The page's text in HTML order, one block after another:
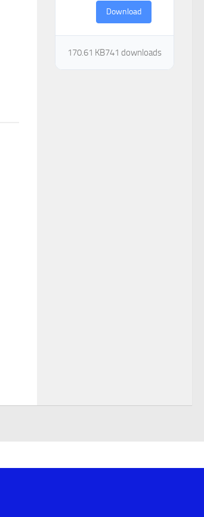
Download
741 downloads
170.61 KB